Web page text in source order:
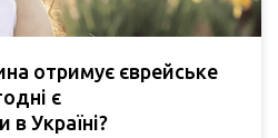
отримує єврейське
є
Україні?